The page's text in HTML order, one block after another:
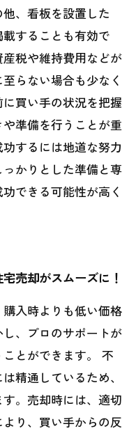
、看板を設置した
することも有効で
税や維持費用などが
らない場合も少なく
買い手の状況を把握
準備を行うことが重
するには地道な努力
かりとした準備と専
できる可能性が高く
売却がスムーズに！
入時よりも低い価格
、プロのサポートが
とができます。 不
精通しているため、
。売却時には、適切
り、買い手からの反